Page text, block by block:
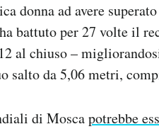
donna ad avere
battuto per 27 volte il
al chiuso –
salto da 5,06 metri,
di Moscapotrebbe